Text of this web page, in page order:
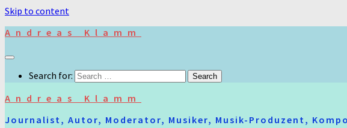
Skip to content
Andreas Klamm
Search for:
Andreas Klamm
Journalist, Autor, Moderator, Musiker, Musik-Produzent,